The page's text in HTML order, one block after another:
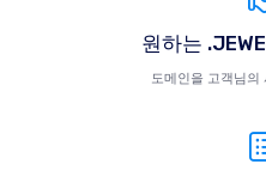
원하는
도메인을 고객님의